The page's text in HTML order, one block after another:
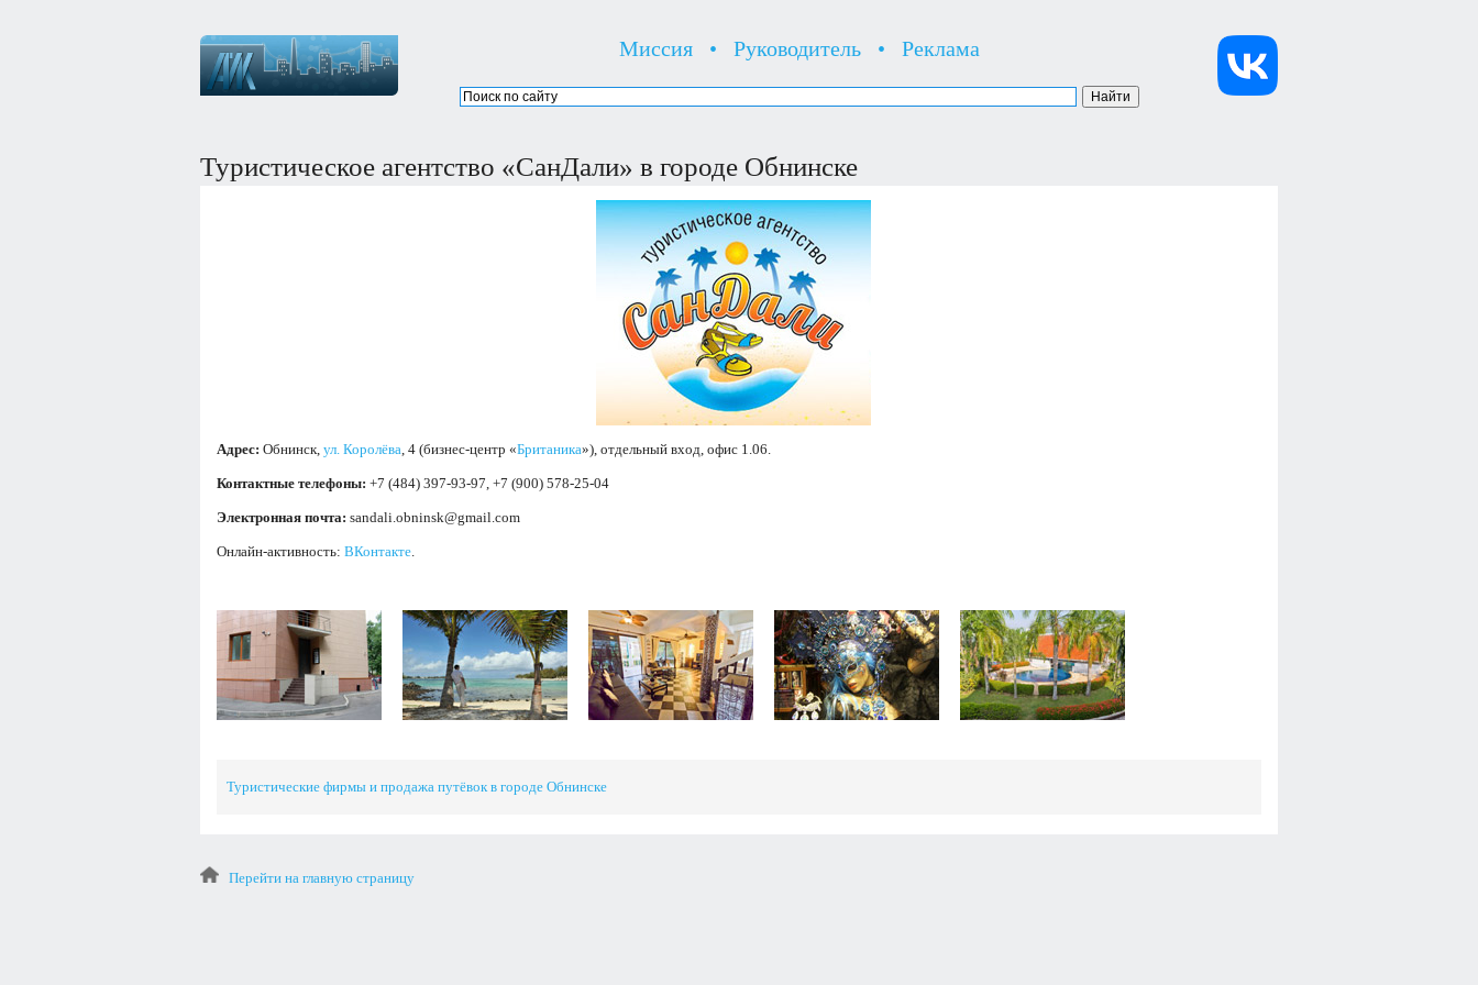
Миссия • Руководитель • Реклама
Туристическое агентство «СанДали» в городе Обнинске
Адрес: Обнинск, ул. Королёва, 4 (бизнес-центр «Британика»), отдельный вход, офис 1.06.
Контактные телефоны: +7 (484) 397-93-97, +7 (900) 578-25-04
Электронная почта: sandali.obninsk@gmail.com
Онлайн-активность: ВКонтакте.
Туристические фирмы и продажа путёвок в городе Обнинске
Перейти на главную страницу